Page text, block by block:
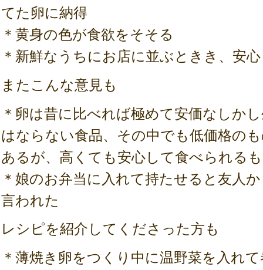
てた卵に納得
＊黄身の色が食欲をそそる
＊新鮮なうちにお店に並ぶときき、安
またこんな意見も
＊卵は昔に比べれば極めて安価なしか
はならない食品、その中でも低価格の
あるが、高くても安心して食べられる
＊娘のお弁当に入れて持たせると友人
言われた
レシピを紹介してくださった方も
＊薄焼き卵をつくり中に温野菜を入れ